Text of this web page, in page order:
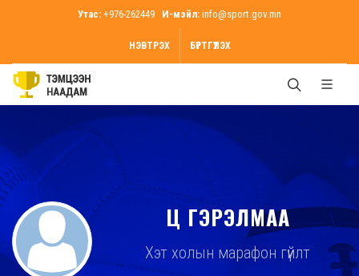
Утас: +976-262449 И-мэйл: info@sport.gov.mn
НЭВТРЭХ БҮРТГҮҮЛЭХ
Ц ГЭРЭЛМАА
Хэт холын марафон гүйлт